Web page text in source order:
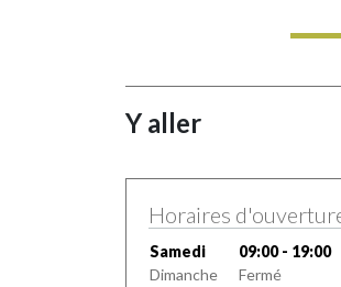
Y aller
Horaires
Samedi
09:00 - 19:00
Dimanche
Fermé